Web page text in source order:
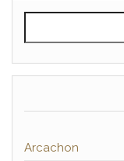
Arcachon